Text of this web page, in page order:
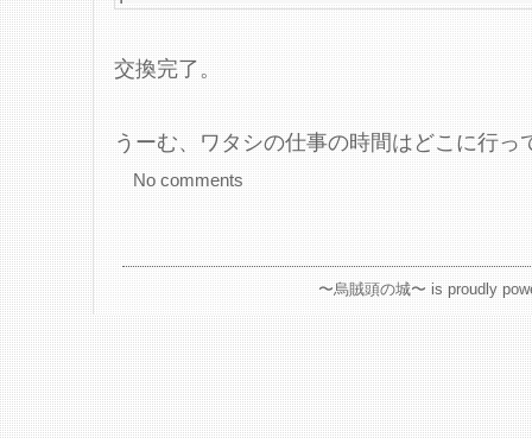
交換完了。
うーむ、ワタシの仕事の時間はどこに行っ
No comments
〜烏賊頭の城〜 is proudly